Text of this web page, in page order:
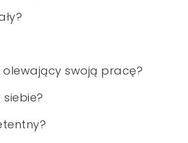
olewający swoją pracę?